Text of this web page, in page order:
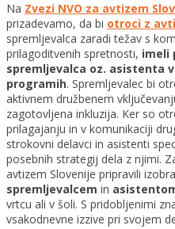
Na Zvezi NVO za avtizem
prizadevamo, da bi otroci z
spremljevalca zaradi težav s
prilagoditvenih spretnosti, imeli
spremljevalca oz. asistenta
programih. Spremljevalec bi
aktivnem družbenem
zagotovljena inkluzija. Ker so
prilagajanju in v komunikaciji
strokovni delavci in asistenti
posebnih strategij dela z njimi.
avtizem Slovenije pripravili
spremljevalcem in asistent
vrtcu ali v šoli. S pridobljenimi
vsakodnevne izzive pri svojem